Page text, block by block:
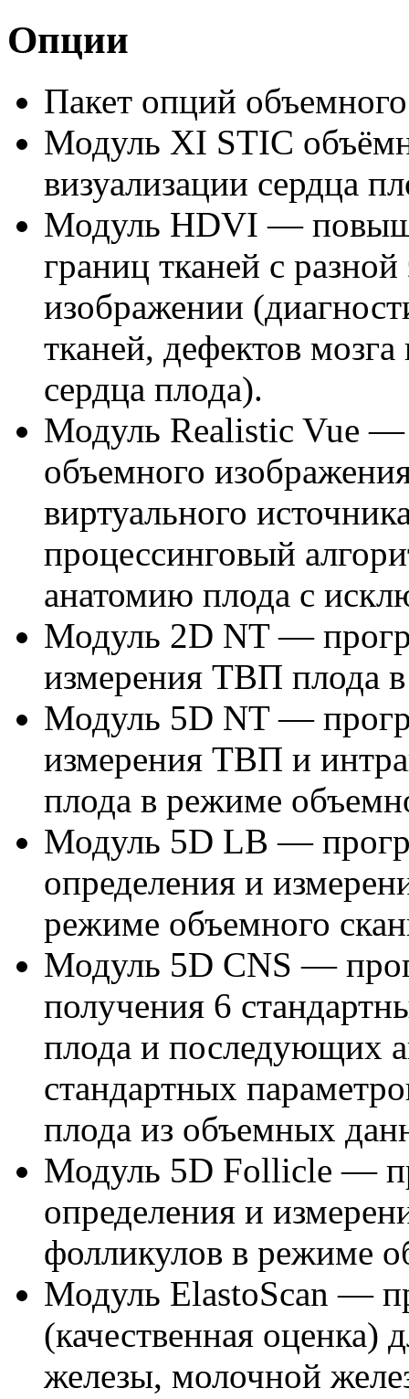
Опции
Пакет опций
Модуль XI STIC
визуализации сердца
Модуль HDVI —
границ тканей с
изображении
тканей, дефектов
сердца плода).
Модуль Realistic Vue —
объемного
виртуального
процессинговый
анатомию плода с
Модуль 2D NT —
измерения ТВП плода
Модуль 5D NT —
измерения ТВП и
плода в режиме
Модуль 5D LB —
определения и
режиме объемного
Модуль 5D CNS —
получения 6
плода и последующих
стандартных
плода из объемных
Модуль 5D Follicle —
определения и
фолликулов в режиме
Модуль ElastoScan —
(качественная оценка)
железы, молочной